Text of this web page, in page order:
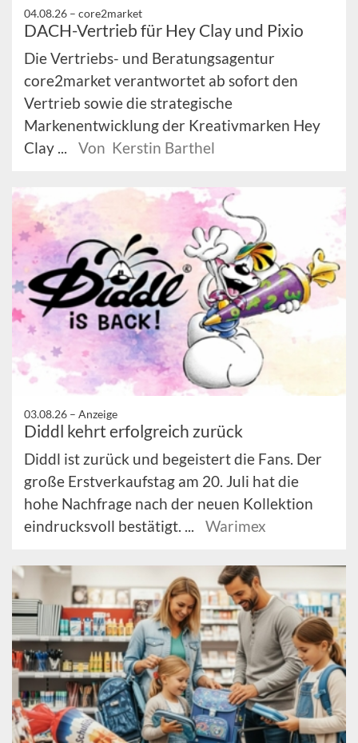
04.08.26 – core2market
DACH-Vertrieb für Hey Clay und Pixio
Die Vertriebs- und Beratungsagentur
core2market verantwortet ab sofort den
Vertrieb sowie die strategische
Markenentwicklung der Kreativmarken Hey
Clay ...
Von Kerstin Barthel
03.08.26 – Anzeige
Diddl kehrt erfolgreich zurück
Diddl ist zurück und begeistert die Fans. Der
große Erstverkaufstag am 20. Juli hat die
hohe Nachfrage nach der neuen Kollektion
eindrucksvoll bestätigt. ...
Warimex